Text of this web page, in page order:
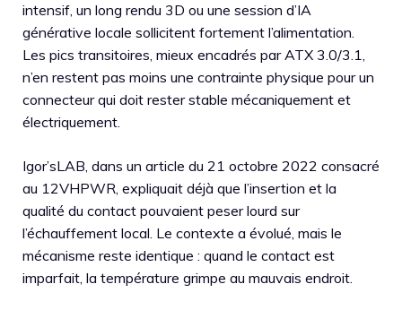
intensif, un long rendu 3D ou une session d’IA
générative locale sollicitent fortement l’alimentation.
Les pics transitoires, mieux encadrés par ATX 3.0/3.1,
n’en restent pas moins une contrainte physique pour un
connecteur qui doit rester stable mécaniquement et
électriquement.
Igor’sLAB, dans un article du 21 octobre 2022 consacré
au 12VHPWR, expliquait déjà que l’insertion et la
qualité du contact pouvaient peser lourd sur
l’échauffement local. Le contexte a évolué, mais le
mécanisme reste identique : quand le contact est
imparfait, la température grimpe au mauvais endroit.